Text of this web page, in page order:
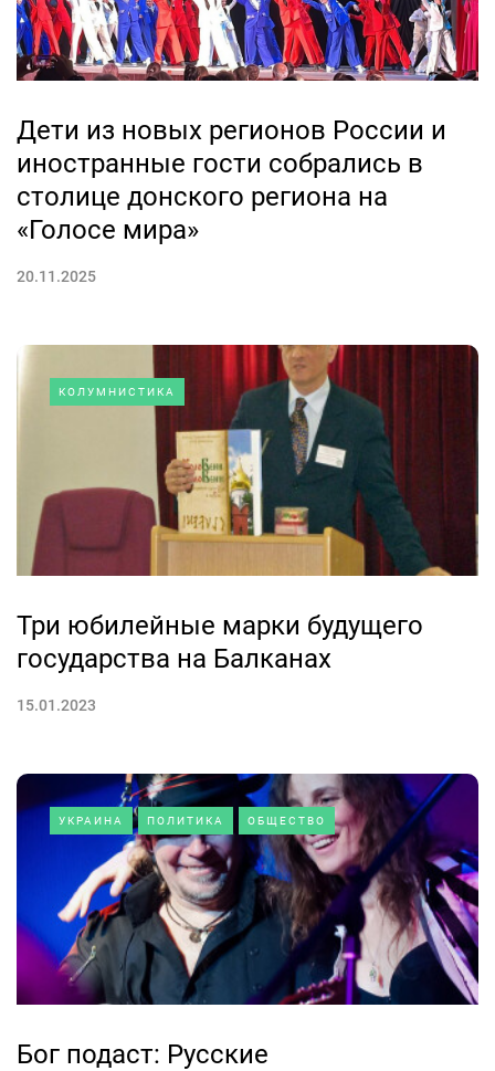
Дети из новых регионов России и
иностранные гости собрались в
столице донского региона на
«Голосе мира»
20.11.2025
КОЛУМНИСТИКА
Три юбилейные марки будущего
государства на Балканах
15.01.2023
УКРАИНА ПОЛИТИКА ОБЩЕСТВО
Бог подаст: Русские